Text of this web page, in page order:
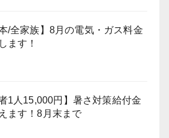
/全家族】8月の電気・ガス料金
ます！
者1人15,000円】暑さ対策給付金
ます！8月末まで